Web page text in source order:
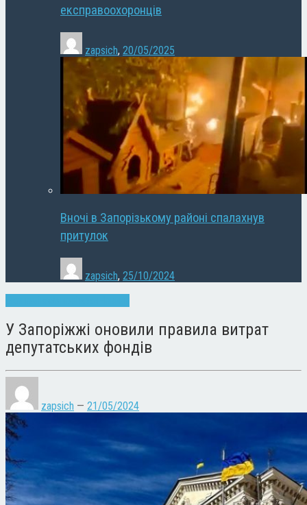
експравоохоронців
zapsich, 20/05/2025
Вночі в Запорізькому районі спалахнув
притулок
zapsich, 25/10/2024
У Запоріжжі оновили правила витрат
депутатських фондів
zapsich — 21/05/2024